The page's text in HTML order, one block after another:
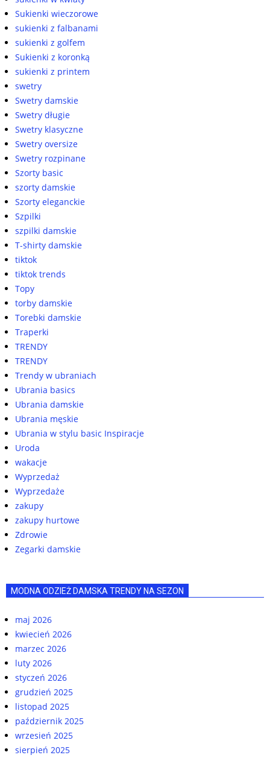
Sukienki wieczorowe
sukienki z falbanami
sukienki z golfem
Sukienki z koronką
sukienki z printem
swetry
Swetry damskie
Swetry długie
Swetry klasyczne
Swetry oversize
Swetry rozpinane
Szorty basic
szorty damskie
Szorty eleganckie
Szpilki
szpilki damskie
T-shirty damskie
tiktok
tiktok trends
Topy
torby damskie
Torebki damskie
Traperki
TRENDY
TRENDY
Trendy w ubraniach
Ubrania basics
Ubrania damskie
Ubrania męskie
Ubrania w stylu basic Inspiracje
Uroda
wakacje
Wyprzedaż
Wyprzedaże
zakupy
zakupy hurtowe
Zdrowie
Zegarki damskie
MODNA ODZIEŻ DAMSKA TRENDY NA SEZON
maj 2026
kwiecień 2026
marzec 2026
luty 2026
styczeń 2026
grudzień 2025
listopad 2025
październik 2025
wrzesień 2025
sierpień 2025